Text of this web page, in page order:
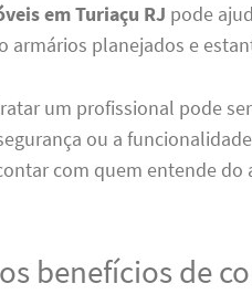
em Turiaçu RJ pode
armários planejados e
um profissional pode
ou a
com quem entende do
benefícios de